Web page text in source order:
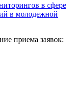
в сфере
в молодежной
приема заявок: